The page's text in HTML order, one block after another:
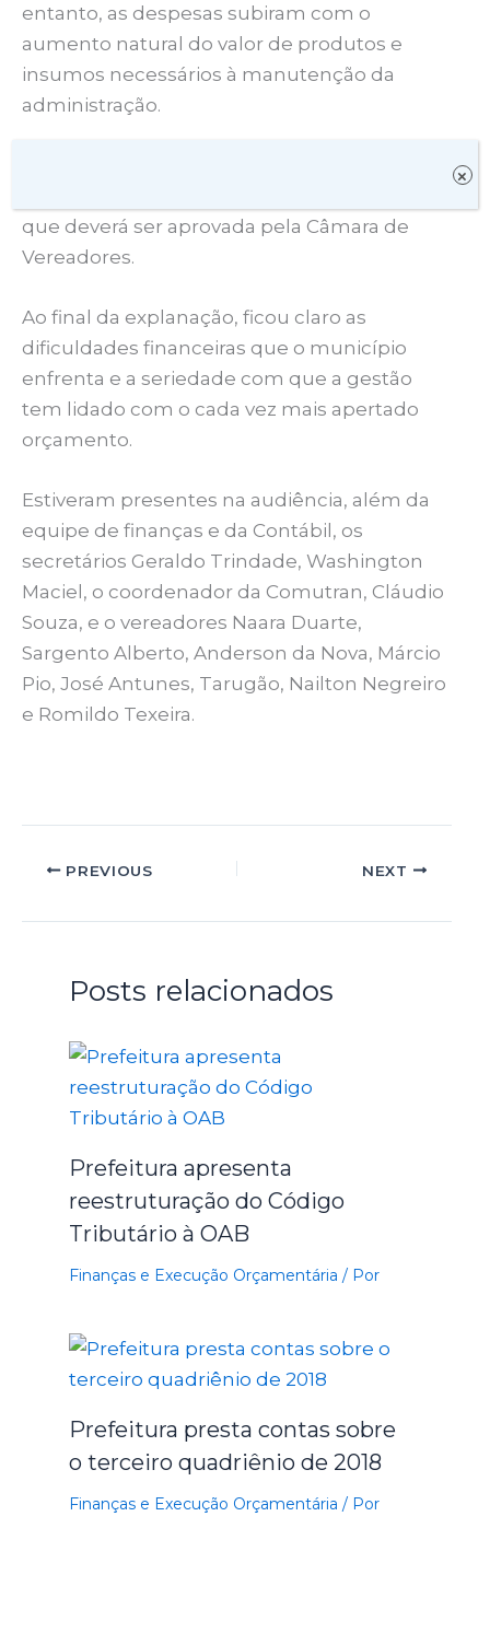
entanto, as despesas subiram com o
aumento natural do valor de produtos e
insumos necessários à manutenção da
administração.
que deverá ser aprovada pela Câmara de
Vereadores.
Ao final da explanação, ficou claro as
dificuldades financeiras que o município
enfrenta e a seriedade com que a gestão
tem lidado com o cada vez mais apertado
orçamento.
Estiveram presentes na audiência, além da
equipe de finanças e da Contábil, os
secretários Geraldo Trindade, Washington
Maciel, o coordenador da Comutran, Cláudio
Souza, e o vereadores Naara Duarte,
Sargento Alberto, Anderson da Nova, Márcio
Pio, José Antunes, Tarugão, Nailton Negreiro
e Romildo Texeira.
PREVIOUS NEXT
Posts relacionados
Prefeitura apresenta
reestruturação do Código
Tributário à OAB
Finanças e Execução Orçamentária / Por
Prefeitura presta contas sobre
o terceiro quadriênio de 2018
Finanças e Execução Orçamentária / Por
×